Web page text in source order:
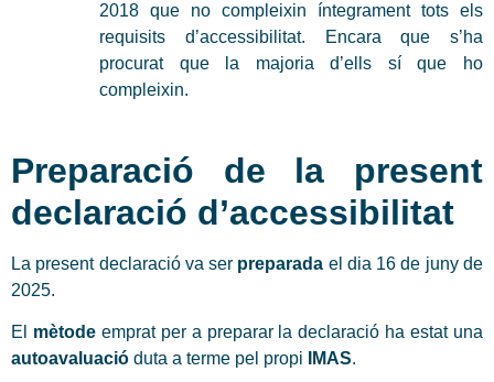
2018 que no compleixin íntegrament tots els
requisits d’accessibilitat. Encara que s’ha
procurat que la majoria d’ells sí que ho
compleixin.
Preparació de la present
declaració d’accessibilitat
La present declaració va ser preparada el dia 16 de juny de
2025.
El mètodeemprat per a preparar la declaració ha estat una
autoavaluació duta a terme pel propi IMAS.